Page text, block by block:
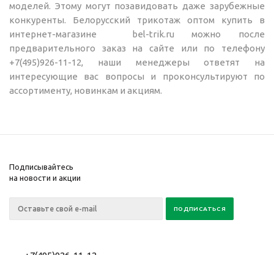
моделей. Этому могут позавидовать даже зарубежные
конкуренты. Белорусский трикотаж оптом купить в
интернет-магазине bel-trik.ru можно после
предварительного заказ на сайте или по телефону
+7(495)926-11-12, наши менеджеры ответят на
интересующие вас вопросы и проконсультируют по
ассортименту, новинкам и акциям.
Подписывайтесь
на новости и акции